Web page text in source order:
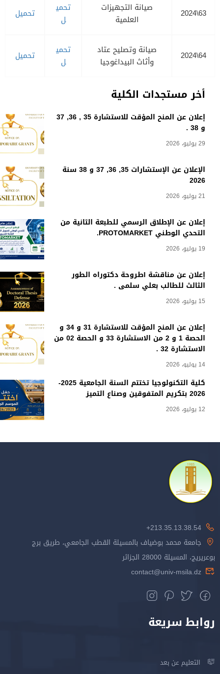
أخر مستجدات الكلية
إعلان عن المنح المؤقت للاستشارة 35 , 36, 37
و 38 .
29 يوليو، 2026
الإعلان عن الإستشارات 35, 36, 37 و 38 سنة
2026
21 يوليو، 2026
إعلان عن الإطلاق الرسمي للطبعة الثانية من
التحدي الوطني PROTOMARKET.
19 يوليو، 2026
إعلان عن مناقشة أطروحة دكتوراه الطور
الثالث للطالب بعلي سلمى .
15 يوليو، 2026
إعلان عن المنح المؤقت للاستشارة 31 و 34 و
الحصة 1 و 2 من الاستشارة 33 و الحصة 02 من
الاستشارة 32 .
14 يوليو، 2026
كلية التكنولوجيا تختتم السنة الجامعية 2025-
2026 بتكريم المتفوقين وصناع التميز
12 يوليو، 2026
63\2024
صيانة التجهيزات
العلمية
تحمي
ل
تحميل
64\2024
صيانة وتصليح عتاد
وأثاث البيداغوجيا
تحمي
ل
تحميل
213.35.13.38.54+
جامعة محمد بوضياف بالمسيلة القطب الجامعي، طريق برج
بوعريريج، المسيلة 28000 الجزائر
contact@univ-msila.dz
روابط سريعة
التعليم عن بعد